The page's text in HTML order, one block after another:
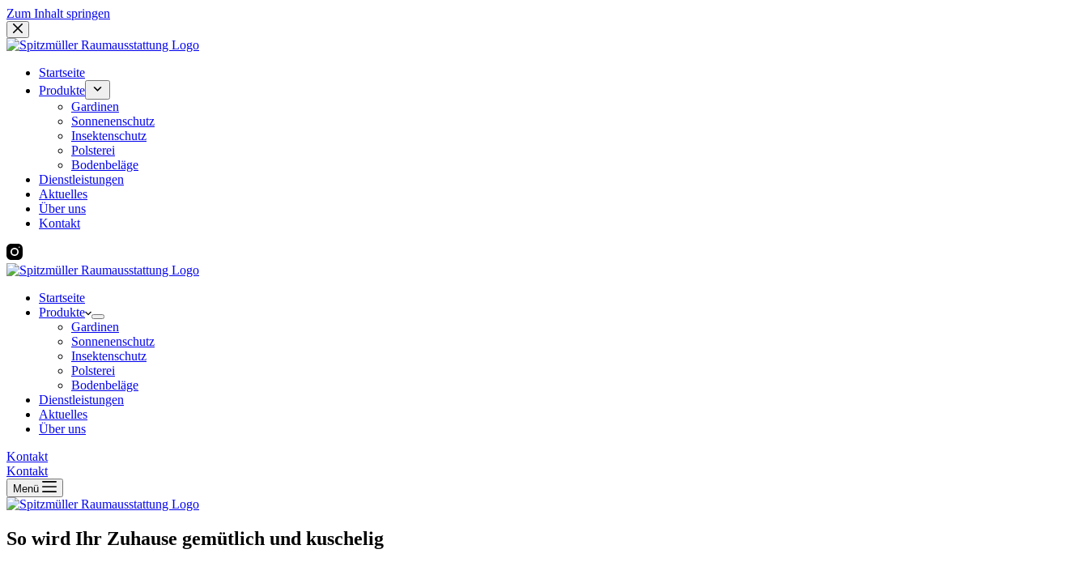
Zum Inhalt springen
Startseite
Produkte
Gardinen
Sonnenenschutz
Insektenschutz
Polsterei
Bodenbeläge
Dienstleistungen
Aktuelles
Über uns
Kontakt
Startseite
Produkte
Gardinen
Sonnenenschutz
Insektenschutz
Polsterei
Bodenbeläge
Dienstleistungen
Aktuelles
Über uns
Kontakt
Kontakt
Menü
So wird Ihr Zuhause gemütlich und kuschelig